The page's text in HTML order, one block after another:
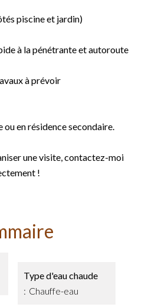
piscine et jardin)
à la pénétrante et autoroute
à prévoir
en résidence secondaire.
une visite, contactez-moi
!
Type d'eau chaude
Chauffe-eau